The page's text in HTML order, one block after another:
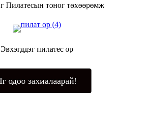
Пилатесын тоног төхөөрөмж
Эвхэгддэг пилатес ор
одоо захиалаарай!